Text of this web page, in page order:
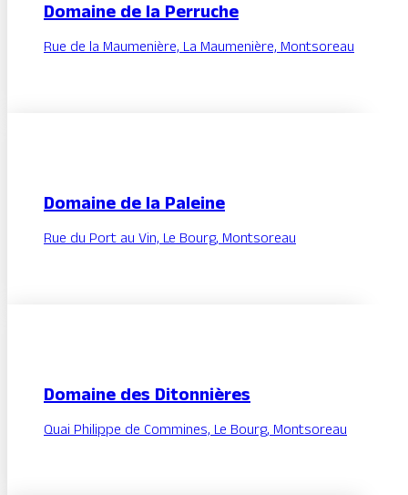
Domaine de la Perruche
Rue de la Maumenière, La Maumenière, Montsoreau
Domaine de la Paleine
Rue du Port au Vin, Le Bourg, Montsoreau
Domaine des Ditonnières
Quai Philippe de Commines, Le Bourg, Montsoreau